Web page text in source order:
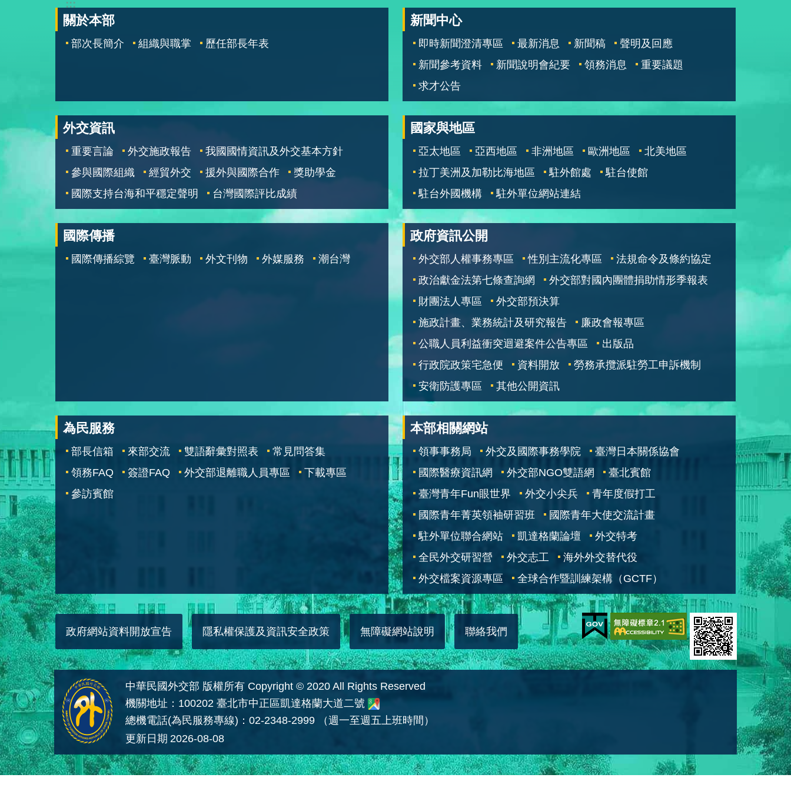
:::
關於本部
部次長簡介 組織與職掌 歷任部長年表
新聞中心
即時新聞澄清專區 最新消息 新聞稿
聲明及回應
新聞參考資料
新聞說明會紀要 領務消息
重要議題
求才公告
外交資訊
重要言論 外交施政報告
我國國情資訊及外交基本方針
參與國際組織
經貿外交 援外與國際合作
獎助學金
國際支持台海和平穩定聲明
台灣國際評比成績
國家與地區
亞太地區 亞西地區 非洲地區 歐洲地區
北美地區
拉丁美洲及加勒比海地區
駐外館處
駐台使館
駐台外國機構
駐外單位網站連結
國際傳播
國際傳播綜覽 臺灣脈動 外文刊物 外媒服務 潮台灣
政府資訊公開
外交部人權事務專區 性別主流化專區
法規命令及條約協定
政治獻金法第七條查詢網
外交部對國內團體捐助情形季報表
財團法人專區
外交部預決算
施政計畫、業務統計及研究報告
廉政會報專區
公職人員利益衝突迴避案件公告專區
出版品
行政院政策宅急便
資料開放
勞務承攬派駐勞工申訴機制
安衛防護專區
其他公開資訊
為民服務
部長信箱 來部交流 雙語辭彙對照表
常見問答集
領務FAQ
簽證FAQ 外交部退離職人員專區
下載專區
參訪賓館
本部相關網站
領事事務局 外交及國際事務學院
臺灣日本關係協會
國際醫療資訊網
外交部NGO雙語網
臺北賓館
臺灣青年Fun眼世界
外交小尖兵
青年度假打工
國際青年菁英領袖研習班
國際青年大使交流計畫
駐外單位聯合網站
凱達格蘭論壇
外交特考
全民外交研習營
外交志工
海外外交替代役
外交檔案資源專區
全球合作暨訓練架構（GCTF）
政府網站資料開放宣告 隱私權保護及資訊安全政策 無障礙網站說明 聯絡我們
中華民國外交部 版權所有 Copyright © 2020 All Rights Reserved
機關地址：100202 臺北市中正區凱達格蘭大道二號
總機電話(為民服務專線)：02-2348-2999 （週一至週五上班時間）
更新日期 2026-08-08